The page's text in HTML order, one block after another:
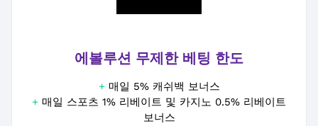
에볼루션 무제한 베팅 한도
+ 매일 5% 캐쉬백 보너스
+ 매일 스포츠 1% 리베이트 및 카지노 0.5% 리베이트
보너스